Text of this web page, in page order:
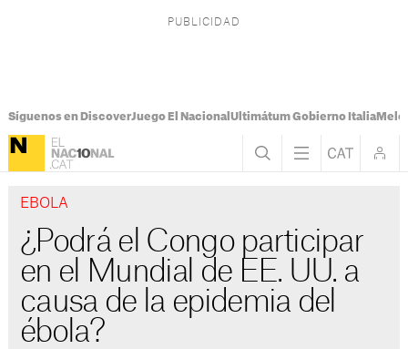
Síguenos en DiscoverJuego El Nacional Ultimátum Gobierno Italia
EBOLA
¿Podrá el Congo participar
en el Mundial de EE. UU. a
causa de la epidemia del
ébola?